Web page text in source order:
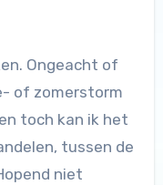
Ongeacht of
of zomerstorm
toch kan ik het
tussen de
niet